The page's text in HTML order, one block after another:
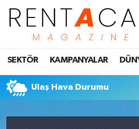
SEKTÖR KAMPANYALAR
Ulaş Hava Durumu
İstanbul Nöbetçi Eczaneler
İstanbul Hava Durumu
İstanbul Namaz Vakitleri